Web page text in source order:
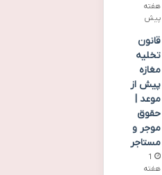
هفته
پیش
قانون
تخلیه
مغازه
پیش از
موعد |
حقوق
موجر و
مستاجر
1
هفته